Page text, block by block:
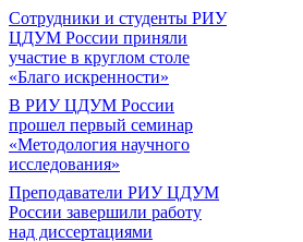
Сотрудники и студенты РИУ
ЦДУМ России приняли
участие в круглом столе
«Благо искренности»
В РИУ ЦДУМ России
прошел первый семинар
«Методология научного
исследования»
Преподаватели РИУ ЦДУМ
России завершили работу
над диссертациями